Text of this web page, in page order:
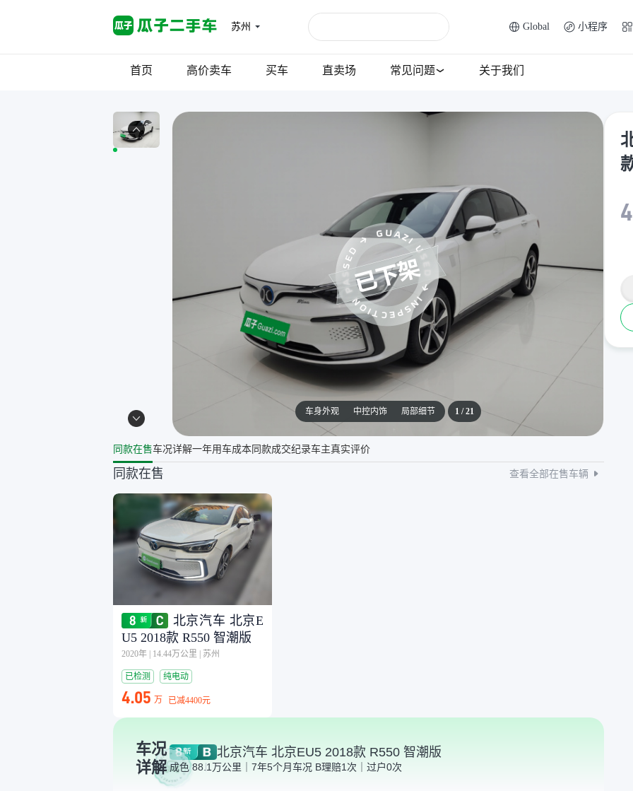
苏州 Global 小程序
首页 高价卖车 买车 直卖场 常见问题 关于我们
车身外观 中控内饰 局部细节 1/21
同款在售车况详解一年用车成本同款成交纪录车主真实评价
同款在售 查看全部在售车辆
北京汽车 北京E
U5 2018款 R550 智潮版
2020年 14.44万公里 苏州
已检测 纯电动
4.05 万 已减4400元
车况
详解
北京汽车 北京EU5 2018款 R550 智潮版
成色 88.1万公里｜7年5个月车况 B理赔1次｜过户0次